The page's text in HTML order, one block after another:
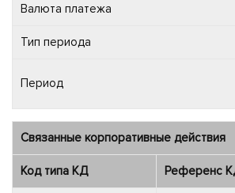
Валюта платежа
Тип периода
Период
Связанные корпоративные действия
Код типа КД Референс